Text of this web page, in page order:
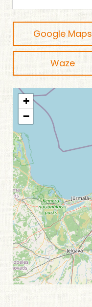
Google Maps
Waze
+
−